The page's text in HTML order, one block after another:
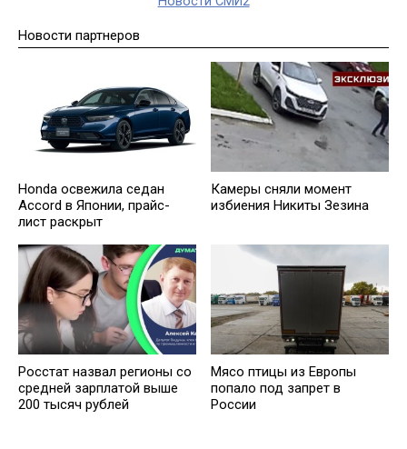
Новости партнеров
Honda освежила седан
Accord в Японии, прайс-
лист раскрыт
Камеры сняли момент
избиения Никиты Зезина
Росстат назвал регионы со
средней зарплатой выше
200 тысяч рублей
Мясо птицы из Европы
попало под запрет в
России